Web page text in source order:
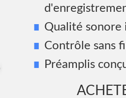
Qualité sonore
Contrôle sans
Préamplis